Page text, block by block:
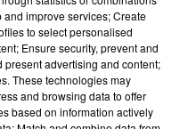
improve services; Create
to select personalised
Ensure security, prevent and
present advertising and content;
These technologies may
and browsing data to offer
based on information actively